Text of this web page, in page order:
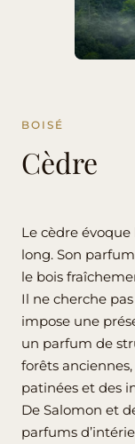
BOISÉ
Cèdre
Le cèdre
long. Son
le bois
Il ne cherche
impose une
un parfum de
forêts
patinées et des
De Salomon et
parfums